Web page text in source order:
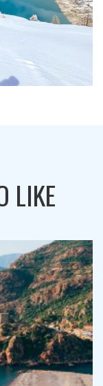
LIKE